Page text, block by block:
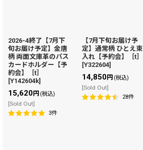
2026-4終了【7月下
旬お届け予定】金唐
柄 両面文庫革のパス
カードホルダー【予
約会】［t］
[Y142604k]
15,620円 (税込)
[Sold Out]
3件
【7月下旬お届け予
定】通常柄 ひとえ束
入れ【予約会】［t］
[Y322604]
14,850円 (税込)
[Sold Out]
28件